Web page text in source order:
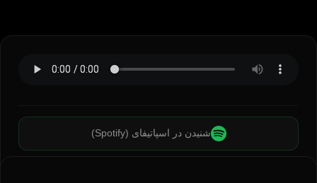
شنیدن در اسپاتیفای (Spotify)